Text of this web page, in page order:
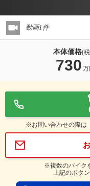
動画1件
本体価格(
730 万
※お問い合わせの際は
※複数のバイク
上記のボタ